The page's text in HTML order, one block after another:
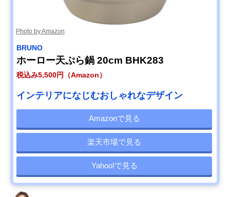
Photo by Amazon
BRUNO
ホーロー天ぷら鍋 20cm BHK283
税込み5,500円（Amazon）
インテリアになじむおしゃれなデザイン
Amazonで見る
楽天市場で見る
Yahoo!で見る